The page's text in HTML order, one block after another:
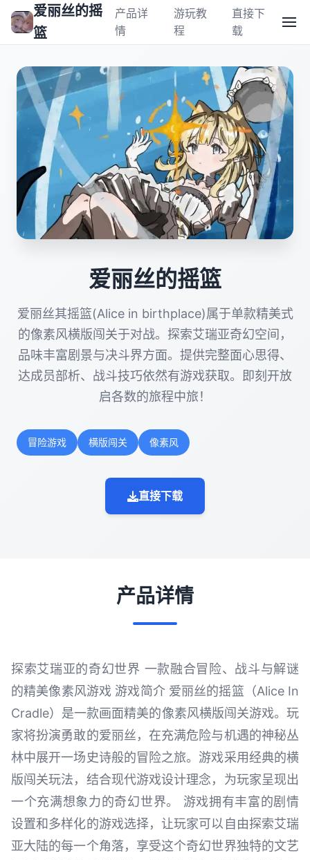
爱丽丝的摇
篮
产品详
情
游玩教
程
直接下
载
爱丽丝的摇篮
爱丽丝其摇篮(Alice in birthplace)属于单款精美式
的像素风横版闯关于对战。探索艾瑞亚奇幻空间，
品味丰富剧景与决斗界方面。提供完整面心思得、
达成员部析、战斗技巧依然有游戏获取。即刻开放
启各数的旅程中旅！
冒险游戏 横版闯关 像素风
直接下载
产品详情
探索艾瑞亚的奇幻世界 一款融合冒险、战斗与解谜
的精美像素风游戏 游戏简介 爱丽丝的摇篮（Alice In
Cradle）是一款画面精美的像素风横版闯关游戏。玩
家将扮演勇敢的爱丽丝，在充满危险与机遇的神秘丛
林中展开一场史诗般的冒险之旅。游戏采用经典的横
版闯关玩法，结合现代游戏设计理念，为玩家呈现出
一个充满想象力的奇幻世界。 游戏拥有丰富的剧情
设置和多样化的游戏选择，让玩家可以自由探索艾瑞
亚大陆的每一个角落，享受这个奇幻世界独特的文艺